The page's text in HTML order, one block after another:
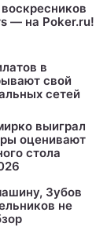
— на Poker.ru!
в
свой
сетей
выиграл
оценивают
стола
Зубов
не